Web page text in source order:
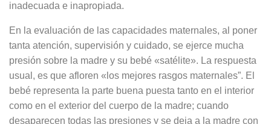
inadecuada e inapropiada.
En la evaluación de las capacidades maternales, al poner
tanta atención, supervisión y cuidado, se ejerce mucha
presión sobre la madre y su bebé «satélite». La respuesta
usual, es que afloren «los mejores rasgos maternales”. El
bebé representa la parte buena puesta tanto en el interior
como en el exterior del cuerpo de la madre; cuando
desaparecen todas las presiones y se deja a la madre con